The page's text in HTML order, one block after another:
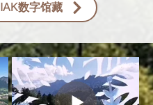
IAK数字馆藏